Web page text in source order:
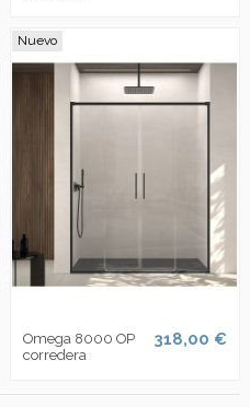
Nuevo
Omega 8000 OP
corredera
318,00 €